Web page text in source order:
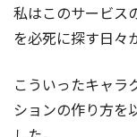
私はこのサービス
を必死に探す日々
こういったキャラ
ションの作り方を